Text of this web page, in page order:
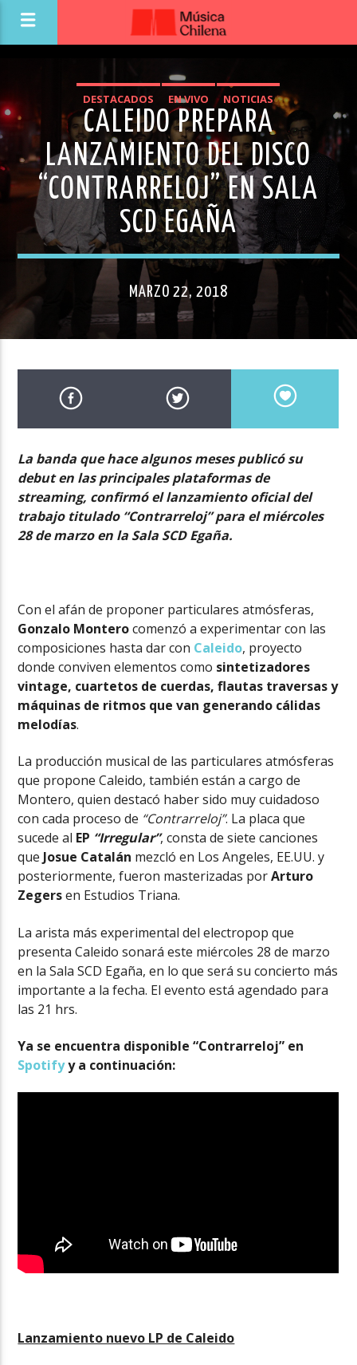
DESTACADOS EN VIVO
NOTICIAS
NOVEDADES MÚSICA CHILENA
CALEIDO PREPARA
LANZAMIENTO DEL DISCO
“CONTRARRELOJ” EN SALA
SCD EGAÑA
MARZO 22, 2018
La banda que hace algunos meses publicó su
debut en las principales plataformas de
streaming, confirmó el lanzamiento oficial del
trabajo titulado “Contrarreloj” para el miércoles
28 de marzo en la Sala SCD Egaña.
Con el afán de proponer particulares atmósferas,
Gonzalo Monterocomenzó a experimentar con las
composiciones hasta dar con Caleido, proyecto
donde conviven elementos como sintetizadores
vintage, cuartetos de cuerdas, flautas traversas y
máquinas de ritmos que van generando cálidas
melodías.
La producción musical de las particulares atmósferas
que propone Caleido, también están a cargo de
Montero, quien destacó haber sido muy cuidadoso
con cada proceso de “Contrarreloj”. La placa que
sucede al EP “Irregular”, consta de siete canciones
que Josue Catalán mezcló en Los Angeles, EE.UU. y
posteriormente, fueron masterizadas porArturo
Zegersen Estudios Triana.
La arista más experimental del electropop que
presenta Caleido sonará este miércoles 28 de marzo
en la Sala SCD Egaña, en lo que será su concierto más
importante a la fecha. El evento está agendado para
las 21 hrs.
Ya se encuentra disponible “Contrarreloj” en
Spotifyy a continuación:
Lanzamiento nuevo LP de Caleido